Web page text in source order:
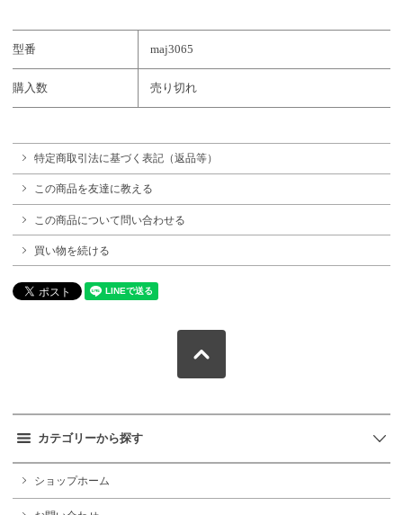
型番 maj3065
購入数 売り切れ
特定商取引法に基づく表記（返品等）
この商品を友達に教える
この商品について問い合わせる
買い物を続ける
カテゴリーから探す
ショップホーム